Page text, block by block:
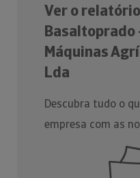
Ver o
Basaltoprado
Máquinas
Lda
Descubra tudo o
empresa com as